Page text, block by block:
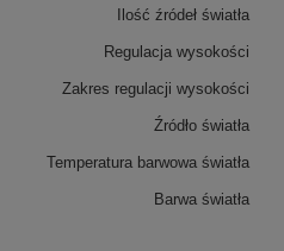
Ilość źródeł światła
Regulacja wysokości
Zakres regulacji wysokości
Źródło światła
Temperatura barwowa światła
Barwa światła